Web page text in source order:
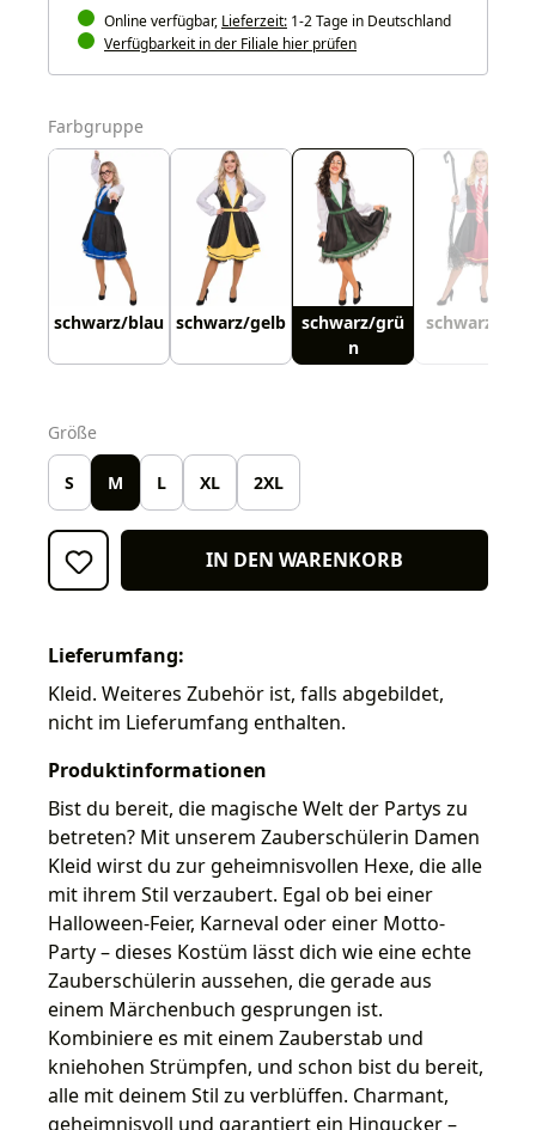
Online verfügbar, Lieferzeit: 1-2 Tage in Deutschland
Verfügbarkeit in der Filiale hier prüfen
Farbgruppe
schwarz/blau schwarz/gelb
schwarz/grü
n
schwarz/rot
Größe
S M L XL 2XL
IN DEN WARENKORB
Lieferumfang:
Kleid. Weiteres Zubehör ist, falls abgebildet,
nicht im Lieferumfang enthalten.
Produktinformationen
Bist du bereit, die magische Welt der Partys zu
betreten? Mit unserem Zauberschülerin Damen
Kleid wirst du zur geheimnisvollen Hexe, die alle
mit ihrem Stil verzaubert. Egal ob bei einer
Halloween-Feier, Karneval oder einer Motto-
Party – dieses Kostüm lässt dich wie eine echte
Zauberschülerin aussehen, die gerade aus
einem Märchenbuch gesprungen ist.
Kombiniere es mit einem Zauberstab und
kniehohen Strümpfen, und schon bist du bereit,
alle mit deinem Stil zu verblüffen. Charmant,
geheimnisvoll und garantiert ein Hingucker –